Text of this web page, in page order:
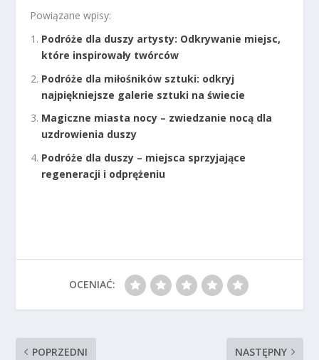
Powiązane wpisy:
Podróże dla duszy artysty: Odkrywanie miejsc,
które inspirowały twórców
Podróże dla miłośników sztuki: odkryj
najpiękniejsze galerie sztuki na świecie
Magiczne miasta nocy – zwiedzanie nocą dla
uzdrowienia duszy
Podróże dla duszy – miejsca sprzyjające
regeneracji i odprężeniu
OCENIAĆ:
POPRZEDNI NASTĘPNY